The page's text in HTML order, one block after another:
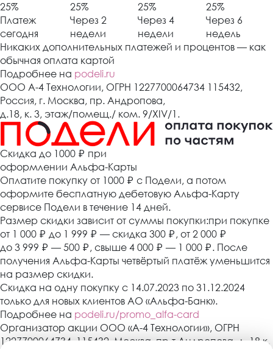
25%
Платеж
сегодня
25%
Через 2
недели
25%
Через 4
недели
25%
Через 6
недель
Никаких дополнительных платежей и процентов — как
обычная оплата картой
Подробнее на podeli.ru
ООО А-4 Технологии, ОГРН 1227700064734 115432,
Россия, г. Москва, пр. Андропова,
д.18, к. 3, этаж/помещ./ ком. 9/XIV/1.
Cкидка до 1000 ₽ при
оформлении Альфа-Карты
Оплатите покупку от 1000 ₽ с Подели, а потом
оформите бесплатную дебетовую Альфа-Карту
сервисе Подели в течение 14 дней.
Размер скидки зависит от суммы покупки:при покупке
от 1 000 ₽ до 1 999 ₽ — скидка 300 ₽ , от 2 000 ₽
до 3 999 ₽ — 500 ₽ , свыше 4 000 ₽ — 1 000 ₽. После
получения Альфа-Карты четвёртый платёж уменьшится
на размер скидки.
Скидка на одну покупку с 14.07.2023 по 31.12.2024
только для новых клиентов АО «Альфа-Банк».
Подробнее на podeli.ru/promo_alfa-card
Организатор акции ООО «А-4 Технологии», ОГРН
1227700064734, 115432, Москва, пр-т Андропова, д. 18 к.